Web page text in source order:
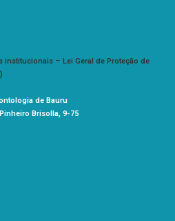
institucionais – Lei Geral de Proteção de
de Bauru
Brisolla, 9-75